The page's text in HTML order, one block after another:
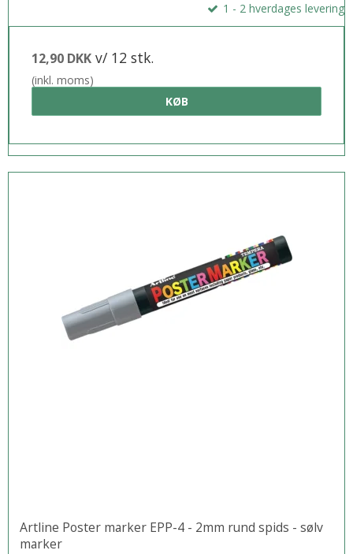
1 - 2 hverdages levering
12,90 DKK v/ 12 stk.
(inkl. moms)
KØB
Artline Poster marker EPP-4 - 2mm rund spids - sølv
marker